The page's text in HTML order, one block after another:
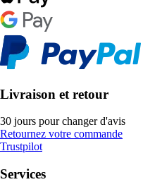
Livraison et retour
30 jours pour changer d'avis
Retournez votre commande
Trustpilot
Services